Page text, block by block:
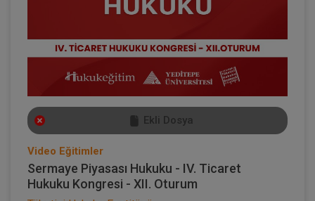
Ekli Dosya
Video Eğitimler
Sermaye Piyasası Hukuku - IV. Ticaret
Hukuku Kongresi - XII. Oturum